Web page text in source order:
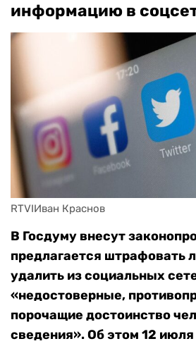
информацию в
RTVIИван Краснов
В Госдуму внесут
предлагается штрафовать
удалить из социальных
«недостоверные,
порочащие достоинство
сведения». Об этом 12 июля